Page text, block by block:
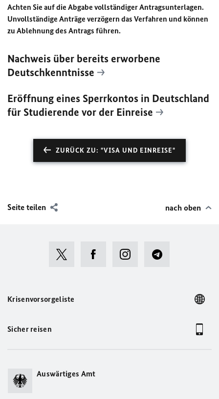
Achten Sie auf die Abgabe vollständiger Antragsunterlagen.
Unvollständige Anträge verzögern das Verfahren und können
zu Ablehnung des Antrags führen.
Nachweis über bereits erworbene
Deutschkenntnisse
Eröffnung eines Sperrkontos in Deutschland
für Studierende vor der Einreise
ZURÜCK ZU: "VISA UND EINREISE"
Seite teilen nach oben
Krisenvorsorgeliste
Sicher reisen
Auswärtiges Amt